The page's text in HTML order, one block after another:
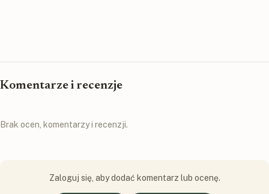
Komentarze i recenzje
Brak ocen, komentarzy i recenzji.
Zaloguj się, aby dodać komentarz lub ocenę.